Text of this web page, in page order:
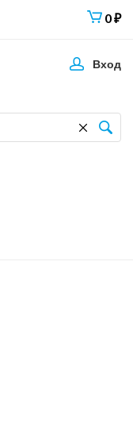
0₽
Вход